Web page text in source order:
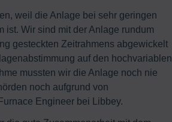
weil die Anlage bei sehr geringen
ist. Wir sind mit der Anlage rundum
gesteckten Zeitrahmens abgewickelt
auf den hochvariablen
mussten wir die Anlage noch nie
noch aufgrund von
Engineer bei Libbey.